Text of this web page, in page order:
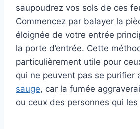
saupoudrez vos sols de ces
Commencez par balayer la
éloignée de votre entrée
la porte d’entrée. Cette
particulièrement utile pour
qui ne peuvent pas se purifier
sauge, car la fumée
ou ceux des personnes qui